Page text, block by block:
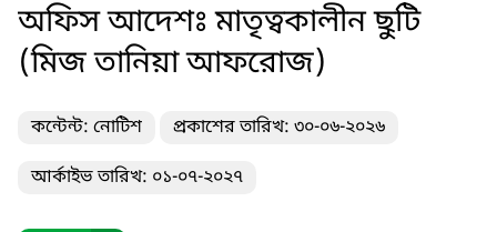
অফিস আদেশঃ মাতৃত্বকালীন ছুটি
(মিজ তানিয়া আফরোজ)
কন্টেন্ট: নোটিশ প্রকাশের তারিখ: ৩০-০৬-২০২৬
আর্কাইভ তারিখ: ০১-০৭-২০২৭